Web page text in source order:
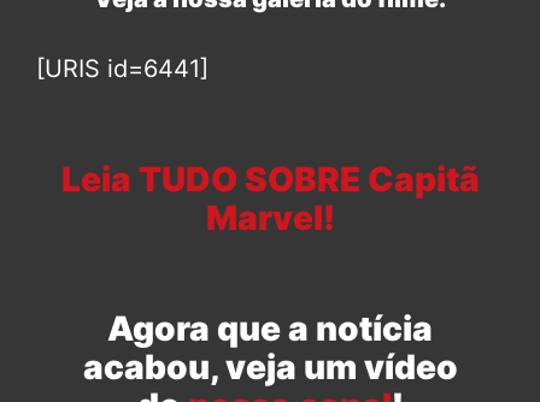
[URIS id=6441]
Leia TUDO SOBRE Capitã
Marvel!
Agora que a notícia
acabou, veja um vídeo